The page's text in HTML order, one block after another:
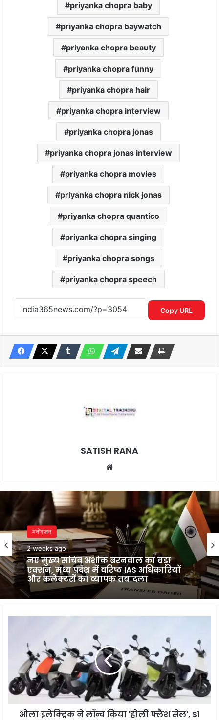
priyanka chopra baby
priyanka chopra baywatch
priyanka chopra beauty
priyanka chopra funny
priyanka chopra hair
priyanka chopra interview
priyanka chopra jonas
priyanka chopra jonas interview
priyanka chopra movies
priyanka chopra nick jonas
priyanka chopra quantico
priyanka chopra singing
priyanka chopra songs
priyanka chopra speech
Copy URL
SATISH RANA
मनोरंजन
2 weeks ago
नए मुख्य सचिव अशोक बरनवाल का बड़ा
एक्शन, मध्य प्रदेश में वरिष्ठ IAS अधिकारियों
और कलेक्टरों का व्यापक तबादला
'होली
फ्लैश
सेल',
S1
सीरीज़ओला इलेक्ट्रिक ने लॉन्च किया 'होली फ्लैश सेल', S1